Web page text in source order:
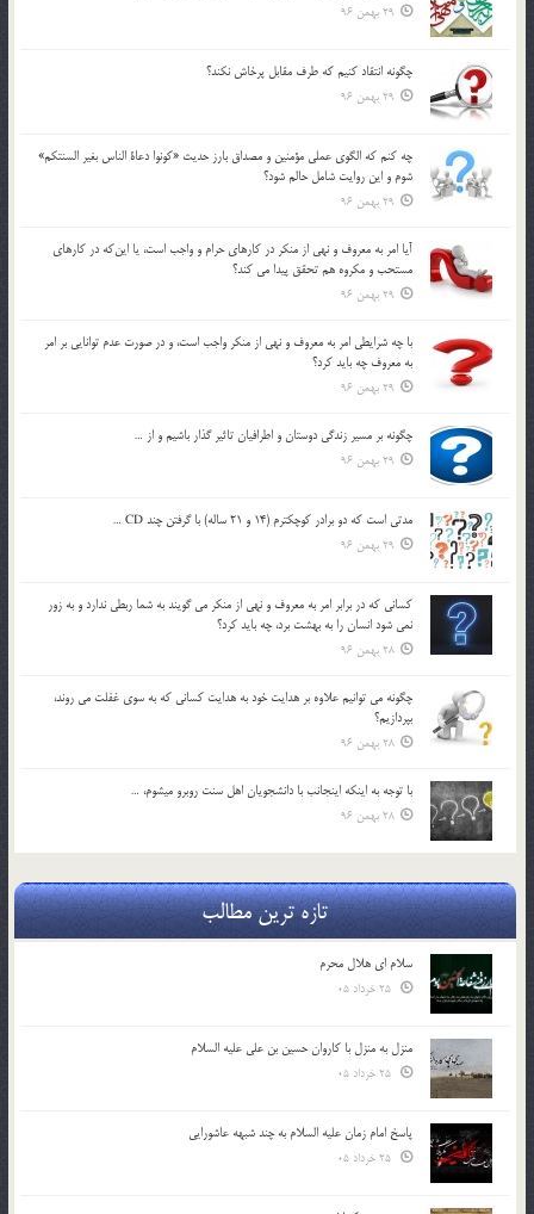
29 بهمن 96
چگونه انتقاد كنيم كه طرف مقابل پرخاش نكند؟
29 بهمن 96
چه كنم كه الگوي عملي مؤمنين و مصداق بارز حديث «كونوا دعاة الناس بغير السنتكم»
شوم و اين روايت شامل حالم شود؟
29 بهمن 96
آيا امر به معروف و نهي از منكر در كارهاي حرام و واجب است، يا اين‌كه در كارهاي
مستحب و مكروه هم تحقق پيدا مي كند؟
29 بهمن 96
با چه شرايطي امر به معروف و نهي از منکر واجب است، و در صورت عدم توانايي بر امر
به معروف چه بايد کرد؟
29 بهمن 96
چگونه بر مسير زندگي دوستان و اطرافيان تاثير گذار باشيم و از …
29 بهمن 96
مدتي است كه دو برادر كوچكترم (14 و 21 ساله) با گرفتن چند CD …
29 بهمن 96
كساني كه در برابر امر به معروف و نهي از منكر مي گويند به شما ربطي ندارد و به زور
نمي شود انسان را به بهشت برد، چه بايد كرد؟
28 بهمن 96
چگونه مي توانيم علاوه بر هدايت خود به هدايت كساني كه به سوي غفلت مي روند،
بپردازيم؟
28 بهمن 96
با توجه به اينكه اينجانب با دانشجويان اهل سنت روبرو مي‎شوم، …
28 بهمن 96
تازه ترین مطالب
سلام ای هلال محرم
منزل به منزل با کاروان حسین بن علی علیه السلام
پاسخ امام زمان علیه السلام به چند شبهه عاشورایی